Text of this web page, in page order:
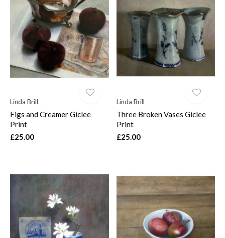
Linda Brill
Figs and Creamer Giclee
Print
£25.00
Linda Brill
Three Broken Vases Giclee
Print
£25.00